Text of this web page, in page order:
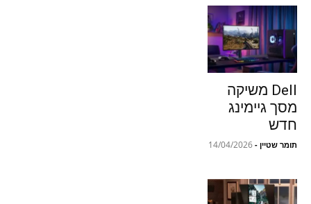
Dell משיקה
מסך גיימינג
חדש
תומר שטיין -
14/04/2026